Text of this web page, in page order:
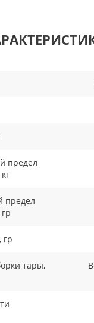
предел
предел
гр
тары,